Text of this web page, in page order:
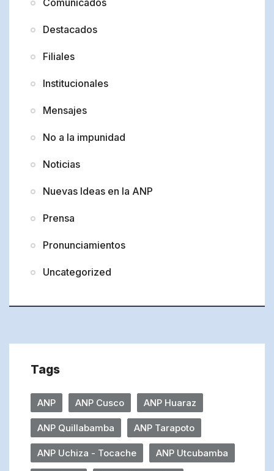
Destacados
Filiales
Institucionales
Mensajes
No a la impunidad
Noticias
Nuevas Ideas en la ANP
Prensa
Pronunciamientos
Uncategorized
Tags
ANP ANP Cusco ANP Huaraz
ANP Quillabamba ANP Tarapoto
ANP Uchiza - Tocache ANP Utcubamba